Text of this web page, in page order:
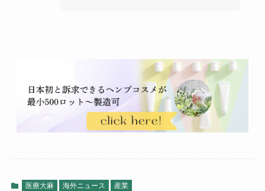
医療大麻 海外ニュース
産業